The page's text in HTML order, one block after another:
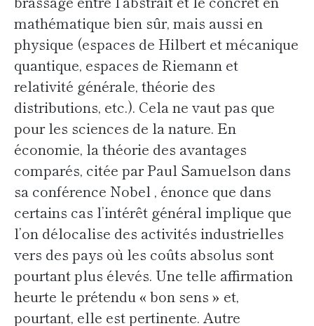
mathématique bien sûr, mais aussi en
physique (espaces de Hilbert et mécanique
quantique, espaces de Riemann et
relativité générale, théorie des
distributions, etc.). Cela ne vaut pas que
pour les sciences de la nature. En
économie, la théorie des avantages
comparés, citée par Paul Samuelson dans
sa conférence Nobel , énonce que dans
certains cas l’intérêt général implique que
l’on délocalise des activités industrielles
vers des pays où les coûts absolus sont
pourtant plus élevés. Une telle affirmation
heurte le prétendu « bon sens » et,
pourtant, elle est pertinente. Autre